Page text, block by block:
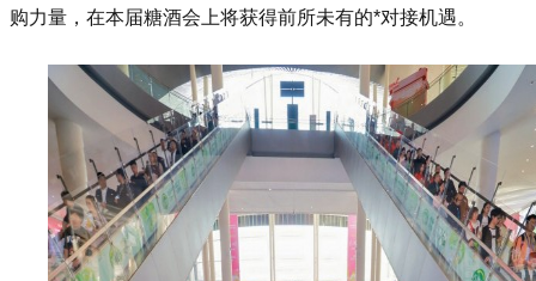
购力量，在本届糖酒会 上将获得前所未有的*对接机遇。